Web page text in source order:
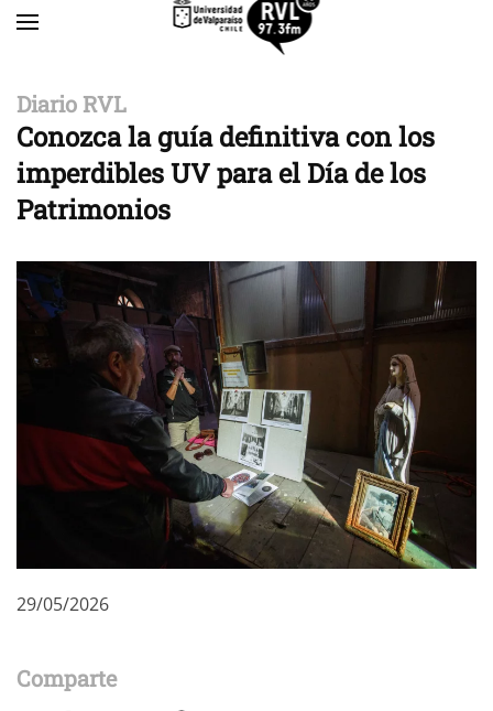
Diario RVL
Conozca la guía definitiva con los
imperdibles UV para el Día de los
Patrimonios
29/05/2026
Comparte